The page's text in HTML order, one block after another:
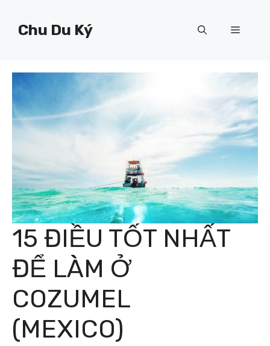
Chu Du Ký Menu
15 ĐIỀU TỐT NHẤT
ĐỂ LÀM Ở
COZUMEL
(MEXICO)